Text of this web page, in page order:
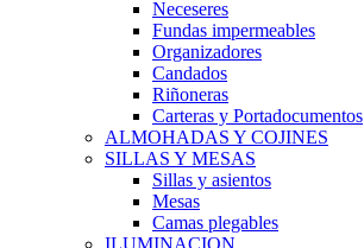
Neceseres
Fundas impermeables
Organizadores
Candados
Riñoneras
Carteras y Portadocumentos
ALMOHADAS Y COJINES
SILLAS Y MESAS
Sillas y asientos
Mesas
Camas plegables
ILUMINACION